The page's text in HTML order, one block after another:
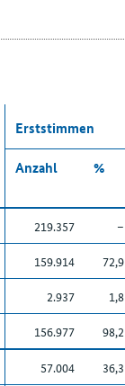
Erststimmen
Anzahl
%
219.357 –
159.914 72,9
2.937 1,8
156.977 98,2
57.004 36,3